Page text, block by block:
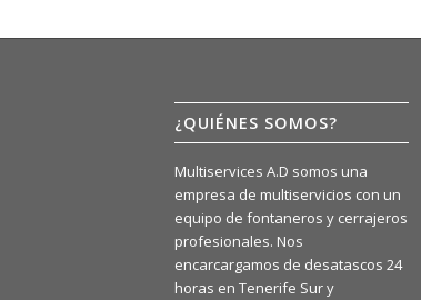
¿QUIÉNES SOMOS?
Multiservices A.D somos una
empresa de multiservicios con un
equipo de fontaneros y cerrajeros
profesionales. Nos
encarcargamos de desatascos 24
horas en Tenerife Sur y